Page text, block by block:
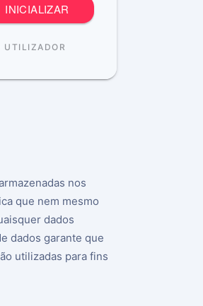
INICIALIZAR
UTILIZADOR
nos
que nem mesmo
dados
dados garante que
utilizadas para fins